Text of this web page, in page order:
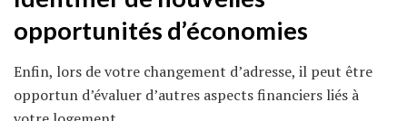
opportunités d’économies
Enfin, lors de votre changement d’adresse, il peut être
opportun d’évaluer d’autres aspects financiers liés à